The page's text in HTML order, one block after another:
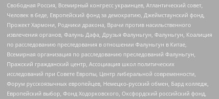
Свободная Россия, Всемирный конгресс украинцев, Атлантический совет,
Человек в беде, Европейский фонд за демократию, Джеймстаунский фонд,
Прожект Хармони, Родники дракона, Врачи против насильственного
извлечения органов, Фалунь Дафа, Друзья Фалуньгун, Фалуньгун, Коалиция
по расследованию преследования в отношении Фалуньгун в Китае,
Всемирная организация по расследованию преследований Фалуньгун,
Пражский гражданский центр, Ассоциация школ политических
исследований при Совете Европы, Центр либеральной современности,
Форум русскоязычных европейцев, Немецко-русский обмен, Бард колледж,
Европейский выбор, Фонд Ходорковского, Оксфордский российский фонд,